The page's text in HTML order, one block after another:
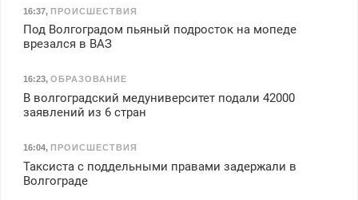
16:37, ПРОИСШЕСТВИЯ
Под Волгоградом пьяный подросток на мопеде
врезался в ВАЗ
16:23, ОБРАЗОВАНИЕ
В волгоградский медуниверситет подали 42000
заявлений из 6 стран
16:04, ПРОИСШЕСТВИЯ
Таксиста с поддельными правами задержали в
Волгограде